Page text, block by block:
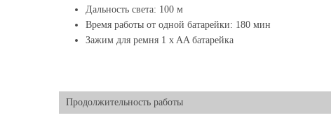
Дальность света: 100 м
Время работы от одной батарейки: 180 мин
Зажим для ремня 1 x AA батарейка
Продолжительность работы